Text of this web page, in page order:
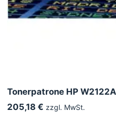
Tonerpatrone HP
205,18 € zzgl. MwSt.